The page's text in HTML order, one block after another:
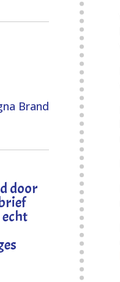
Brand
door